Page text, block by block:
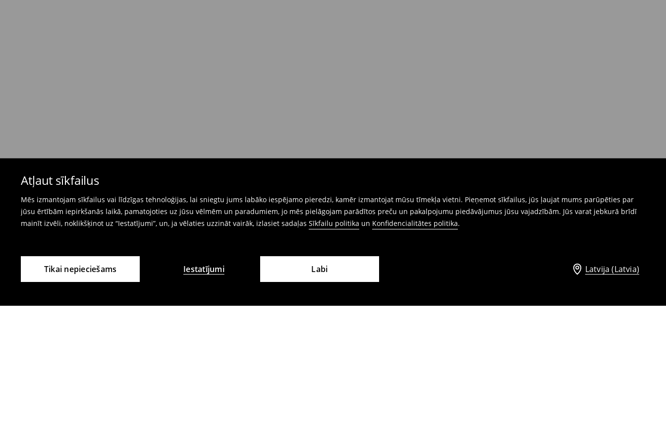
Atļaut sīkfailus
Mēs izmantojam sīkfailus vai līdzīgas tehnoloģijas, lai sniegtu jums labāko iespējamo pieredzi, kamēr izmantojat mūsu tīmekļa vietni. Pieņemot sīkfailus, jūs ļaujat mums parūpēties par
jūsu ērtībām iepirkšanās laikā, pamatojoties uz jūsu vēlmēm un paradumiem, jo mēs pielāgojam parādītos preču un pakalpojumu piedāvājumus jūsu vajadzībām. Jūs varat jebkurā brīdī
mainīt izvēli, noklikšķinot uz “Iestatījumi”, un, ja vēlaties uzzināt vairāk, izlasiet sadaļas Sīkfailu politika un Konfidencialitātes politika.
Tikai nepieciešams Iestatījumi Labi Latvija (Latvia)
preču atgriešanas veidlapu tiešsaistē.